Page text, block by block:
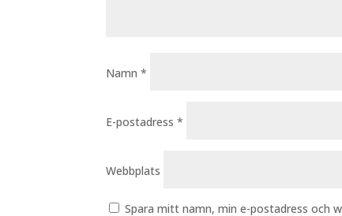
Namn*
E-postadress*
Webbplats
Spara mitt namn, min e-postadress och